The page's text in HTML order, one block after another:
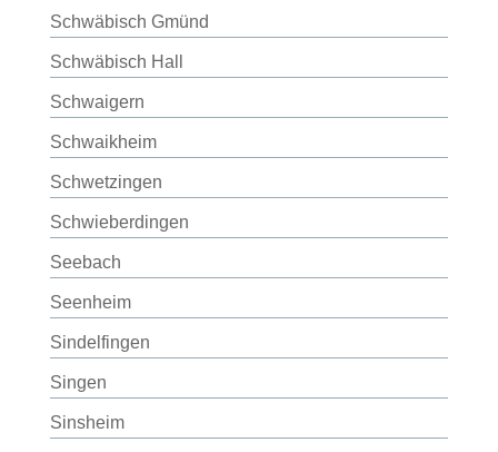
Schwäbisch Gmünd
Schwäbisch Hall
Schwaigern
Schwaikheim
Schwetzingen
Schwieberdingen
Seebach
Seenheim
Sindelfingen
Singen
Sinsheim